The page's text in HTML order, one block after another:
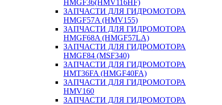
HMGF36(HMV116HF)
ЗАПЧАСТИ ДЛЯ ГИДРОМОТОРА
HMGF57A (HMV155)
ЗАПЧАСТИ ДЛЯ ГИДРОМОТОРА
HMGF68A (HMGF57LA)
ЗАПЧАСТИ ДЛЯ ГИДРОМОТОРА
HMGF84 (MSF340)
ЗАПЧАСТИ ДЛЯ ГИДРОМОТОРА
HMT36FA (HMGF40FA)
ЗАПЧАСТИ ДЛЯ ГИДРОМОТОРА
HMV160
ЗАПЧАСТИ ДЛЯ ГИДРОМОТОРА